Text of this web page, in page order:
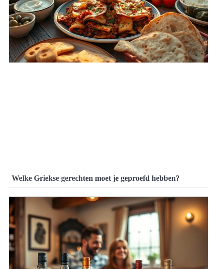
Welke Griekse gerechten moet je geproefd hebben?